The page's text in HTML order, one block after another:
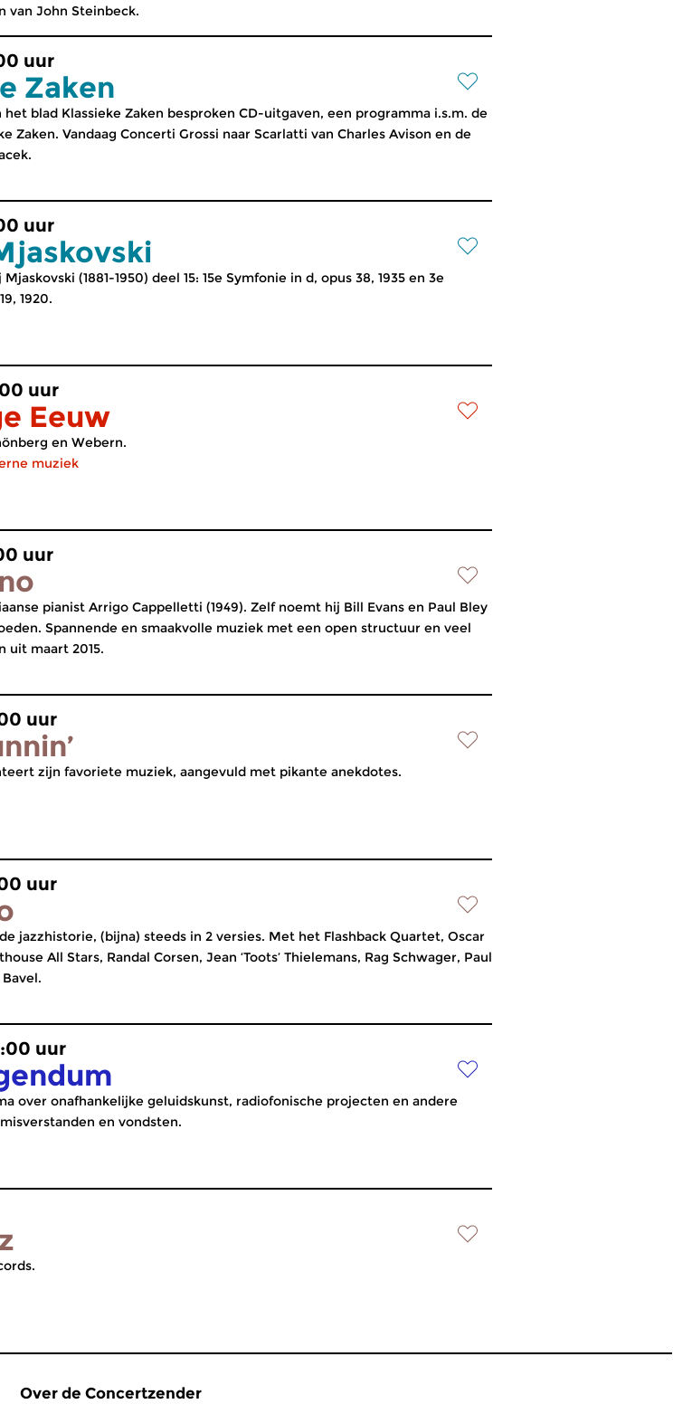
van John Steinbeck.
uur
Zaken
blad Klassieke Zaken besproken CD-uitgaven, een programma i.s.m. de
Zaken. Vandaag Concerti Grossi naar Scarlatti van Charles Avison en de
uur
(1881-1950) deel 15: 15e Symfonie in d, opus 38, 1935 en 3e
1920.
uur
Eeuw
en Webern.
muziek
uur
pianist Arrigo Cappelletti (1949). Zelf noemt hij Bill Evans en Paul Bley
Spannende en smaakvolle muziek met een open structuur en veel
uit maart 2015.
uur
zijn favoriete muziek, aangevuld met pikante anekdotes.
uur
jazzhistorie, (bijna) steeds in 2 versies. Met het Flashback Quartet, Oscar
All Stars, Randal Corsen, Jean ‘Toots’ Thielemans, Rag Schwager, Paul
uur
over onafhankelijke geluidskunst, radiofonische projecten en andere
en vondsten.
Over de Concertzender